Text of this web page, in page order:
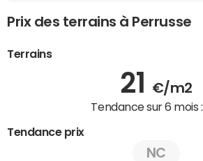
Prix des terrains à Perrusse
Terrains
21 €/m2
Tendance sur 6 mois :
Tendance prix
NC